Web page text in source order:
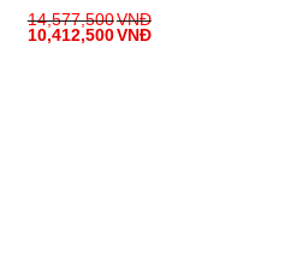
14,577,500VNĐ
10,412,500VNĐ